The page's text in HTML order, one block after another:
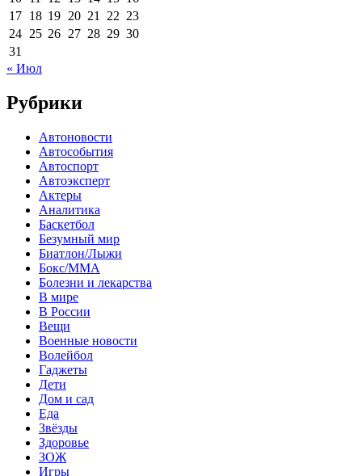
17 18 19 20 21 22 23
24 25 26 27 28 29 30
31
« Июл
Рубрики
Автоновости
Автособытия
Автоспорт
Автоэксперт
Актеры
Аналитика
Баскетбол
Безумный мир
Биатлон/Лыжи
Бокс/MMA
Болезни и лекарства
В мире
В России
Вещи
Военные новости
Волейбол
Гаджеты
Дети
Дом и сад
Еда
Звёзды
Здоровье
ЗОЖ
Игры